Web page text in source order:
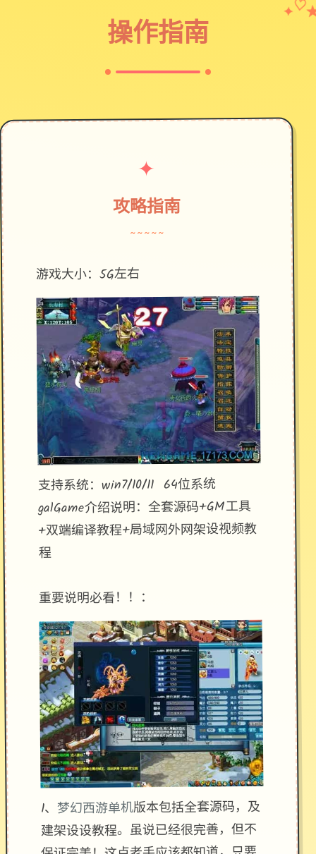
操作指南
✦ ♡
✦
攻略指南
~~~~~
游戏大小：5G左右
支持系统：win7/10/11 64位系统
galGame介绍说明：全套源码+GM工具
+双端编译教程+局域网外网架设视频教
程
重要说明必看！！：
1、 梦幻西游单机版本包括全套源码，及
建架设设教程。虽说已经很完善，但不